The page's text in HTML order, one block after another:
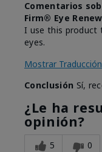
Comentarios
Firm® Eye
I use this product
eyes.
Mostrar Traducción
Conclusión Sí,
¿Le ha
opinión?
5 0